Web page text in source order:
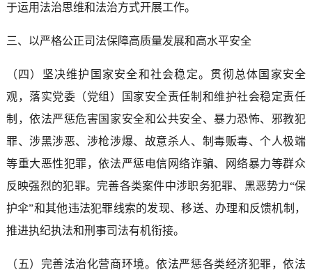
于运用法治思维和法治方式开展工作。
三、以严格公正司法保障高质量发展和高水平安全
（四）坚决维护国家安全和社会稳定。贯彻总体国家安全
观，落实党委（党组）国家安全责任制和维护社会稳定责任
制，依法严惩危害国家安全和公共安全、暴力恐怖、邪教犯
罪、涉黑涉恶、涉枪涉爆、故意杀人、制毒贩毒、个人极端
等重大恶性犯罪，依法严惩电信网络诈骗、网络暴力等群众
反映强烈的犯罪。完善各类案件中涉职务犯罪、黑恶势力“保
护伞”和其他违法犯罪线索的发现、移送、办理和反馈机制，
推进执纪执法和刑事司法有机衔接。
（五）完善法治化营商环境。依法严惩各类经济犯罪，依法